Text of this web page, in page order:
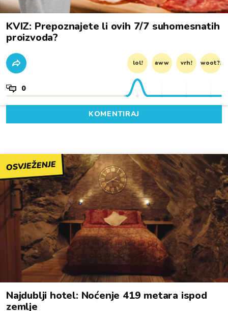
KVIZ: Prepoznajete li ovih 7/7 suhomesnatih
proizvoda?
lol! aww vrh! woot?!
0
KOMENTIRAJ
OSVJEŽENJE
Najdublji hotel: Noćenje 419 metara ispod
zemlje